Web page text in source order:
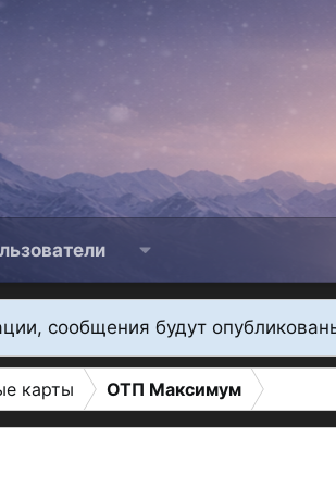
сообщения будут
карты ОТП Максимум